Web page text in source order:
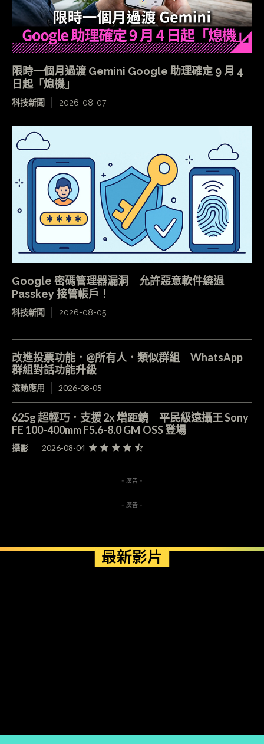
限時一個月過渡 Gemini Google 助理確定 9 月 4
日起「熄機」
科技新聞 2026-08-07
Google 密碼管理器漏洞 允許惡意軟件繞過
Passkey 接管帳戶！
科技新聞 2026-08-05
改進投票功能．@所有人．類似群組 WhatsApp
群組對話功能升級
流動應用 2026-08-05
625g 超輕巧．支援 2x 增距鏡 平民級遠攝王 Sony
FE 100-400mm F5.6-8.0 GM OSS 登場
攝影 2026-08-04
- 廣告 -
- 廣告 -
最新影片